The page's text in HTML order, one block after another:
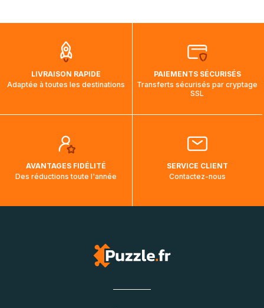
par bateau et peuvent nécessiter actuellement jusqu'à 2
mois et demi pour arriver à destination. Il est donc normal
que pendant la traversée, le suivi de votre commande ne
soit pas modifié. Ce dernier reprendra lorsque votre colis
aura touché terre.
LIVRAISON RAPIDE
Adaptée à toutes les destinations
PAIEMENTS SÉCURISÉS
Transferts sécurisés par cryptage
SSL
AVANTAGES FIDÉLITÉ
Des réductions toute l'année
SERVICE CLIENT
Contactez-nous